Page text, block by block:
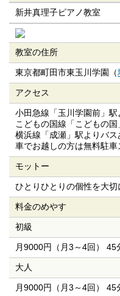
新井真理子ピアノ教室
教室の住所
東京都町田市東玉川学園（
アクセス
小田急線「玉川学園前」
こどもの国線「こどもの
横浜線「成瀬」駅よりバス
車でお越しの方は無料駐
モットー
ひとりひとりの個性を大
料金のめやす
初級
月9000円（月3～4回） 45
大人
月9000円（月3～4回）